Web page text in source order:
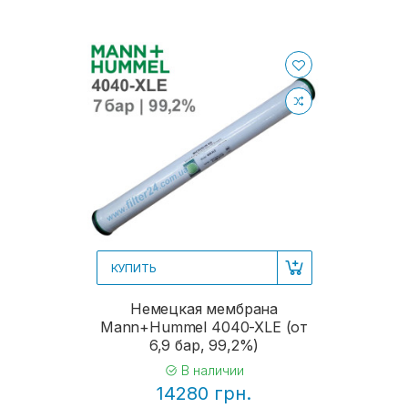
КУПИТЬ
Немецкая мембрана
Mann+Hummel 4040-XLE (от
6,9 бар, 99,2%)
В наличии
14280 грн.